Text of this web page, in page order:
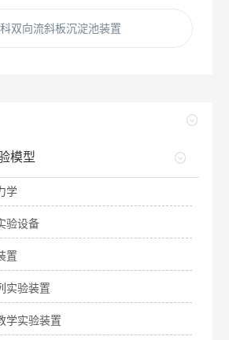
双向流斜板沉淀池装置
模型
学
验设备
置
实验装置
学实验装置